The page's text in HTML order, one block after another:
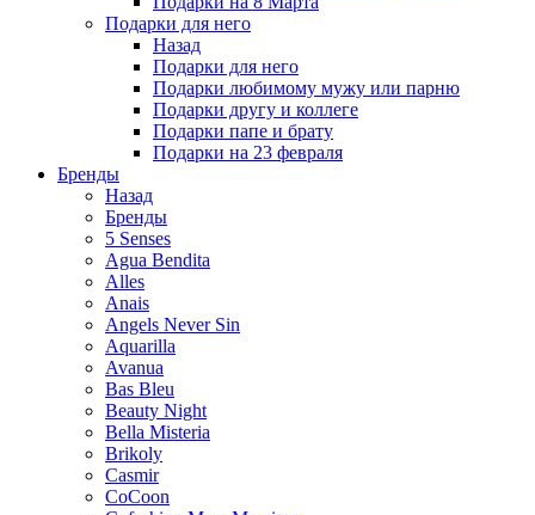
Подарки для него
Назад
Подарки для него
Подарки любимому мужу или парню
Подарки другу и коллеге
Подарки папе и брату
Подарки на 23 февраля
Бренды
Назад
Бренды
5 Senses
Agua Bendita
Alles
Anais
Angels Never Sin
Aquarilla
Avanua
Bas Bleu
Beauty Night
Bella Misteria
Brikoly
Casmir
CoCoon